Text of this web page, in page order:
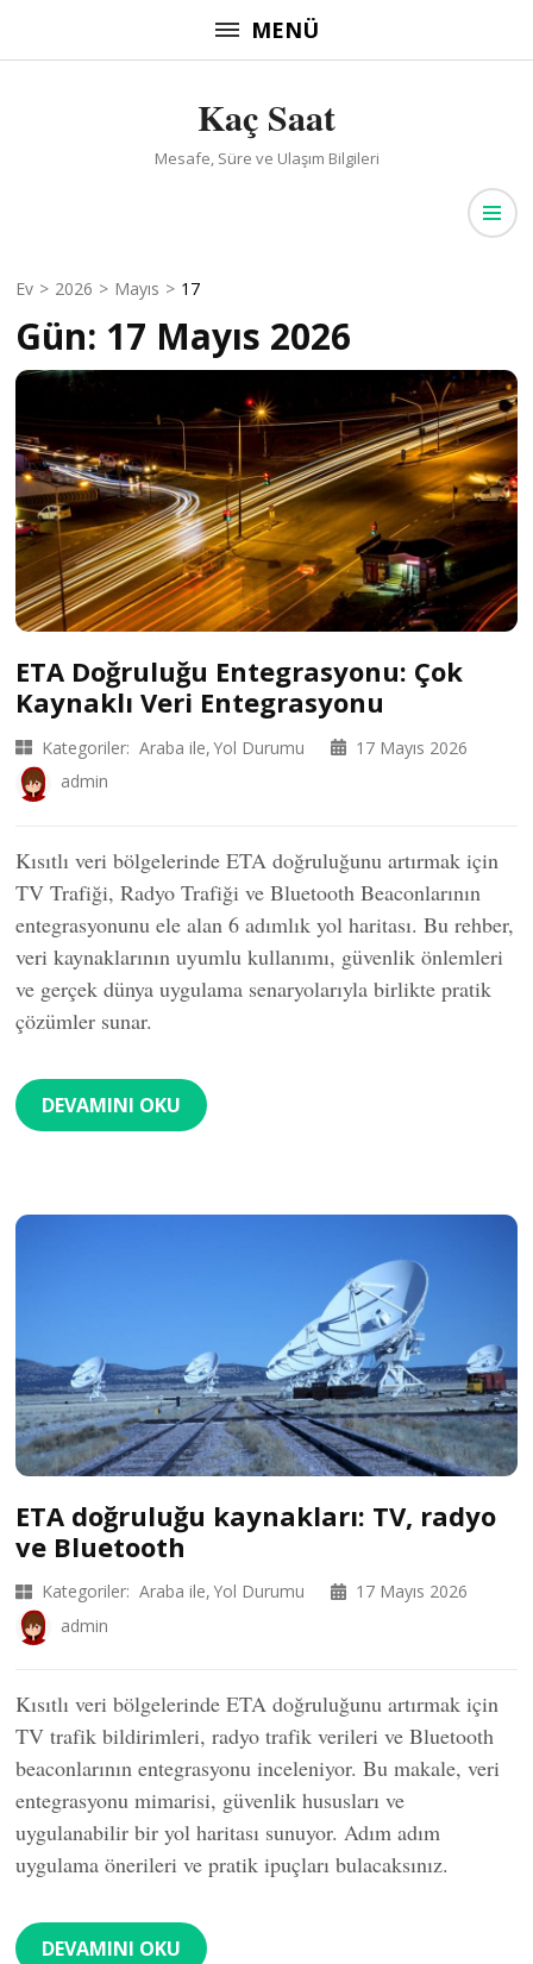
atla
MENÜ
Kaç Saat
Mesafe, Süre ve Ulaşım Bilgileri
Ev > 2026 > Mayıs > 17
Gün: 17 Mayıs 2026
ETA Doğruluğu Entegrasyonu: Çok
Kaynaklı Veri Entegrasyonu
Kategoriler: Araba ile Yol Durumu
17 Mayıs 2026
admin
Kısıtlı veri bölgelerinde ETA doğruluğunu artırmak için
TV Trafiği, Radyo Trafiği ve Bluetooth Beaconlarının
entegrasyonunu ele alan 6 adımlık yol haritası. Bu rehber,
veri kaynaklarının uyumlu kullanımı, güvenlik önlemleri
ve gerçek dünya uygulama senaryolarıyla birlikte pratik
çözümler sunar.
DEVAMINI OKU
ETA doğruluğu kaynakları: TV, radyo
ve Bluetooth
Kategoriler: Araba ile Yol Durumu
17 Mayıs 2026
admin
Kısıtlı veri bölgelerinde ETA doğruluğunu artırmak için
TV trafik bildirimleri, radyo trafik verileri ve Bluetooth
beaconlarının entegrasyonu inceleniyor. Bu makale, veri
entegrasyonu mimarisi, güvenlik hususları ve
uygulanabilir bir yol haritası sunuyor. Adım adım
uygulama önerileri ve pratik ipuçları bulacaksınız.
DEVAMINI OKU